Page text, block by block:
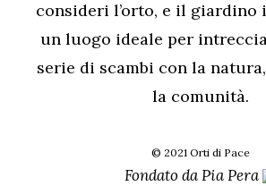
consideri l’orto, e il giardino
un luogo ideale per
serie di scambi con la natura,
la comunità.
© 2021 Orti di Pace
Fondato daPia Pera